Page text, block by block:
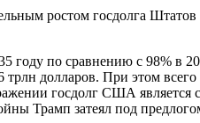
ростом госдолга
по сравнению с 98% в
долларов. При этом
госдолг США
Трамп затеял под